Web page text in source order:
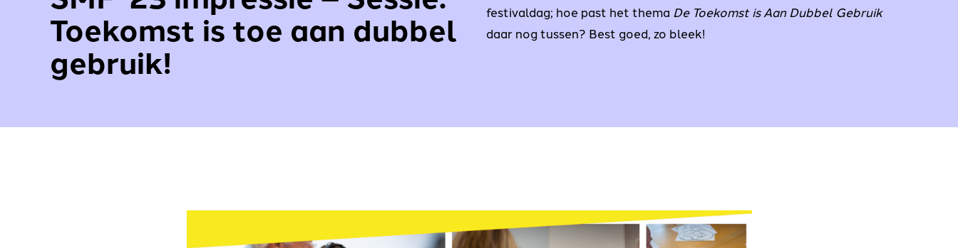
Toekomst is toe aan dubbel
gebruik!
festivaldag; hoe past het thema De Toekomst is Aan Dubbel Gebruik
daar nog tussen? Best goed, zo bleek!